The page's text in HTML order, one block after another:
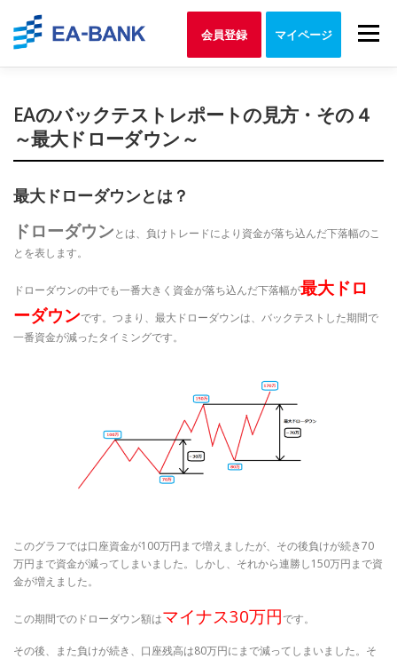
content
Menu
会員登録 マイページ
EAのバックテストレポートの見方・その４
～最大ドローダウン～
最大ドローダウンとは？
ドローダウンとは、負けトレードにより資金が落ち込んだ下落幅のこ
とを表します。
ドローダウンの中でも一番大きく資金が落ち込んだ下落幅が最大ドロ
ーダウンです。つまり、最大ドローダウンは、バックテストした期間で
一番資金が減ったタイミングです。
このグラフでは口座資金が100万円まで増えましたが、その後負けが続き70
万円まで資金が減ってしまいました。しかし、それから連勝し150万円まで資
金が増えました。
この期間でのドローダウン額はマイナス30万円です。
その後、また負けが続き、口座残高は80万円にまで減ってしまいました。そ